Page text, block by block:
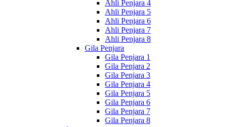
Ahli Penjara 4
Ahli Penjara 5
Ahli Penjara 6
Ahli Penjara 7
Ahli Penjara 8
Gila Penjara
Gila Penjara 1
Gila Penjara 2
Gila Penjara 3
Gila Penjara 4
Gila Penjara 5
Gila Penjara 6
Gila Penjara 7
Gila Penjara 8